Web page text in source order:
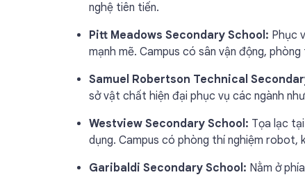
nghệ tiên tiến.
Pitt Meadows Secondary School: Phục
mạnh mẽ. Campus có sân vận động,
Samuel Robertson Technical
sở vật chất hiện đại phục vụ các ngành
Westview Secondary School: Tọa lạc
dụng. Campus có phòng thí nghiệm
Garibaldi Secondary School: Nằm ở